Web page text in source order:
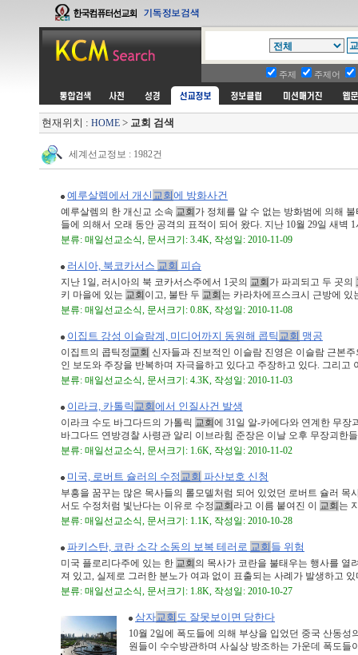
주제 주제어
현재위치 : HOME > 교회 검색
세계선교정보 : 1982건
예루살렘에서 개신 교회에 방화사건
예루살렘의 한 개신교 소속 교회 가 정체를 알 수 없는 방화범에 의해
들에 의해서 오래 동안 공격의 표적이 되어 왔다. 지난 10월 29일 새벽 1
분류: 매일선교소식, 문서크기: 3.4K, 작성일: 2010-11-09
러시아, 북코카서스 교회 피습
지난 1일, 러시아의 북 코카서스주에서 1곳의 교회 가 파괴되고 두 곳의
키 마을에 있는 교회 이고, 불탄 두 교회 는 카라차에프스크시 근방에 있
분류: 매일선교소식, 문서크기: 0.8K, 작성일: 2010-11-08
이집트 강성 이슬람계, 미디어까지 동원해 콥틱 교회 맹공
이집트의 콥틱정교회 신자들과 진보적인 이슬람 진영은 이슬람 근본
인 보도와 주장을 반복하며 자극을하고 있다고 주장하고 있다. 그리고
분류: 매일선교소식, 문서크기: 4.3K, 작성일: 2010-11-03
이라크, 카톨릭 교회에서 인질사건 발생
이라크 수도 바그다드의 가톨릭 교회 에 31일 알-카에다와 연계한 무장
바그다드 연방경찰 사령관 알리 이브라힘 준장은 이날 오후 무장괴한
분류: 매일선교소식, 문서크기: 1.6K, 작성일: 2010-11-02
미국, 로버트 슐러의 수정 교회 파산보호 신청
부흥을 꿈꾸는 많은 목사들의 롤모델처럼 되어 있었던 로버트 슐러 목
서도 수정처럼 빛난다는 이유로 수정교회 라고 이름 붙여진 이 교회 는
분류: 매일선교소식, 문서크기: 1.1K, 작성일: 2010-10-28
파키스탄, 코란 소각 소동의 보복 테러로 교회 들 위험
미국 플로리다주에 있는 한 교회 의 목사가 코란을 불태우는 행사를 열
져 있고, 실제로 그러한 분노가 여과 없이 표출되는 사례가 발생하고 있
분류: 매일선교소식, 문서크기: 1.8K, 작성일: 2010-10-27
삼자교회 도 잘못보이면 당한다
10월 2일에 폭도들에 의해 부상을 입었던 중국 산동성
원들이 수수방관하며 사실상 방조하는 가운데 폭도들